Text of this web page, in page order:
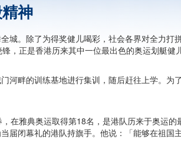
神
城。除了为得奖健儿喝彩，社会各界对全力打
，正是香港历来其中一位最出色的奥运划艇健儿
河畔的训练基地进行集训，随后赶往上学。为
在雅典奥运取得第18名，是港队历来于奥运的
届闭幕礼的港队持旗手。他说：「能够在祖国